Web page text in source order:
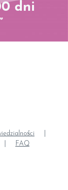
dni
FAQ